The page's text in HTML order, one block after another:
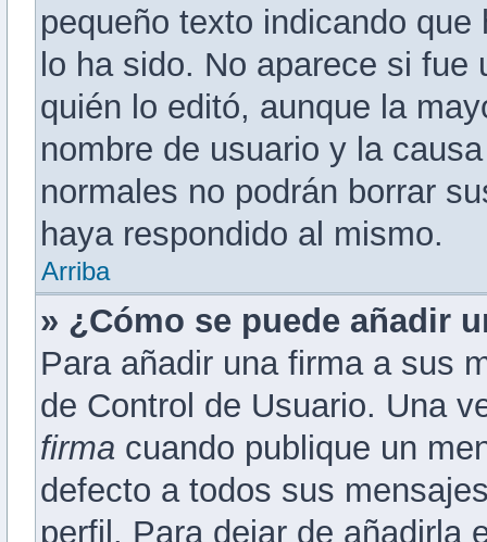
pequeño texto indicando
lo ha sido. No aparece si
quién lo editó, aunque la
nombre de usuario y la
normales no podrán borrar
haya respondido al mismo.
Arriba
» ¿Cómo se puede añadir
Para añadir una firma a sus
de Control de Usuario. Una
firma cuando publique un
defecto a todos sus
perfil. Para dejar de añadirla